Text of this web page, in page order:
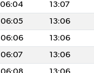
06:04 13:07
06:05 13:06
06:06 13:06
06:07 13:06